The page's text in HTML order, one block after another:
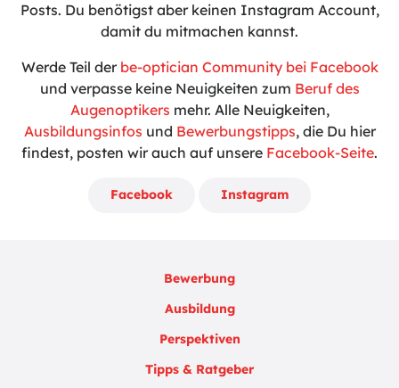
Posts. Du benötigst aber keinen Instagram Account,
damit du mitmachen kannst.
Werde Teil der be-optician Community bei Facebook
und verpasse keine Neuigkeiten zum Beruf des
Augenoptikers mehr. Alle Neuigkeiten,
Ausbildungsinfos und Bewerbungstipps, die Du hier
findest, posten wir auch auf unsere Facebook-Seite.
Facebook Instagram
Bewerbung
Ausbildung
Perspektiven
Tipps & Ratgeber